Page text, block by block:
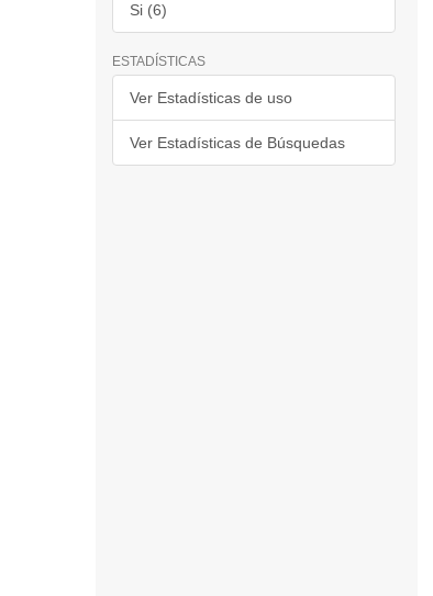
Si (6)
ESTADÍSTICAS
Ver Estadísticas de uso
Ver Estadísticas de Búsquedas